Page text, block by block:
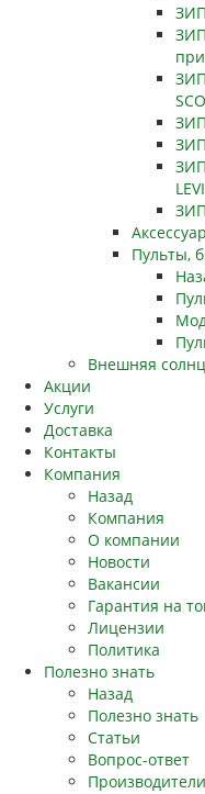
Пульты,
Внешняя
Акции
Услуги
Доставка
Контакты
Компания
Назад
Компания
О компании
Новости
Вакансии
Гарантия на
Лицензии
Политика
Полезно знать
Назад
Полезно знать
Статьи
Вопрос-ответ
Производители